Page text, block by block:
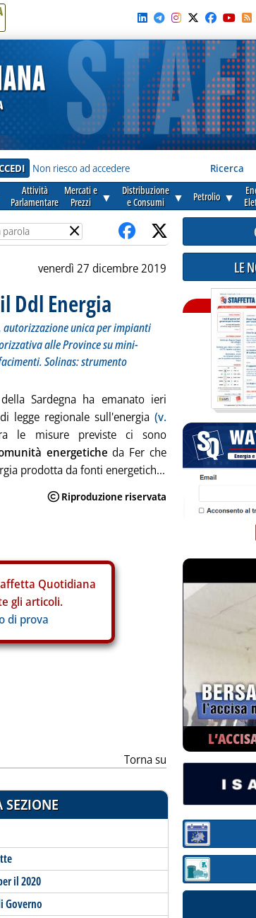
Non riesco ad accedere Ricerca
Attività
Parlamentare
Mercati e
Prezzi
▼
Distribuzione
e Consumi
▼ Petrolio ▼
×
venerdì 27 dicembre 2019
Ddl Energia
unica per impianti
alle Province su mini-
Solinas: strumento
Sardegna ha emanato ieri
legge regionale sull'energia (v.
le misure previste ci sono
energetiche da Fer che
prodotta da fonti energetich...
Quotidiana
gli articoli.
di prova
Torna su
SEZIONE
il 2020
Governo
LE
Sezione:
Sezione: